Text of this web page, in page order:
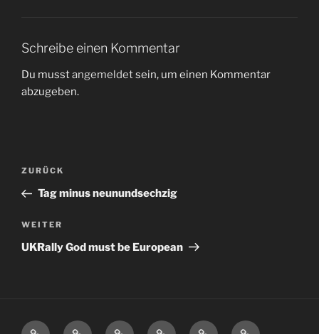
Schreibe einen Kommentar
Du musstangemeldetsein, um einen Kommentar
abzugeben.
Beitragsnavigation
Vorheriger
Beitrag
ZURÜCK
Tag minus neunundsechzig
Nächster
Beitrag
WEITER
UKRally God must be European
Spende Charity SchorschBSC Über Impressum